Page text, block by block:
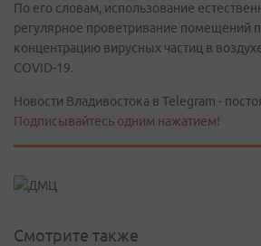
По его словам, использование
регулярное проветривание помещений
концентрацию вирусных частиц в
COVID-19.
Новости Владивостока в Telegram -
Подписывайтесь одним нажатием!
Смотрите также